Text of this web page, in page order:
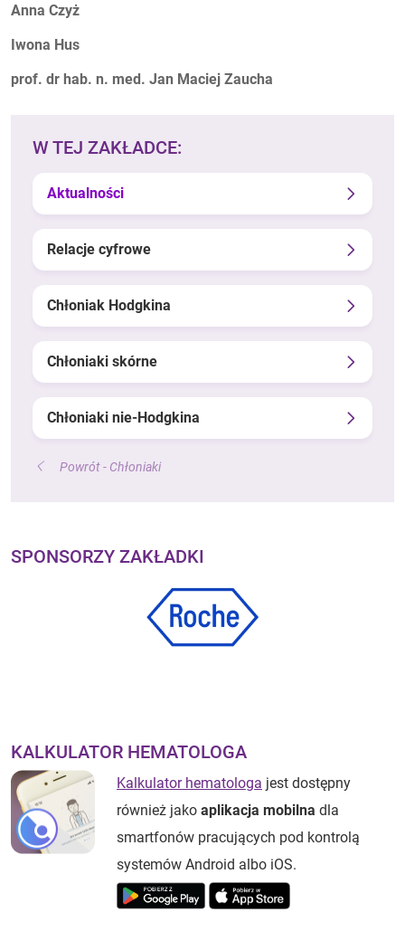
Anna Czyż
Iwona Hus
prof. dr hab. n. med. Jan Maciej Zaucha
W TEJ ZAKŁADCE:
Aktualności
Relacje cyfrowe
Chłoniak Hodgkina
Chłoniaki skórne
Chłoniaki nie-Hodgkina
Powrót - Chłoniaki
SPONSORZY ZAKŁADKI
KALKULATOR HEMATOLOGA
Kalkulator hematologa jest dostępny
również jako aplikacja mobilna dla
smartfonów pracujących pod kontrolą
systemów Android albo iOS.